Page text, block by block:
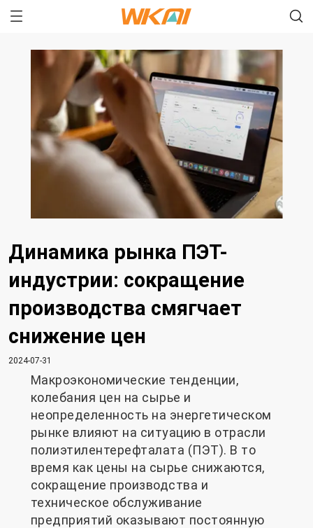
Динамика рынка ПЭТ-
индустрии: сокращение
производства смягчает
снижение цен
2024-07-31
Макроэкономические тенденции,
колебания цен на сырье и
неопределенность на энергетическом
рынке влияют на ситуацию в отрасли
полиэтилентерефталата (ПЭТ). В то
время как цены на сырье снижаются,
сокращение производства и
техническое обслуживание
предприятий оказывают постоянную